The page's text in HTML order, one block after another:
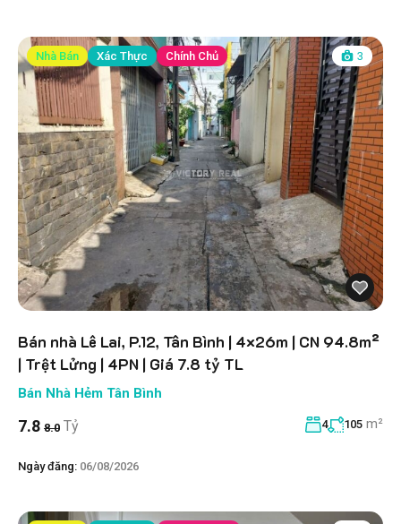
Nhà Bán Xác Thực Chính Chủ 3
Bán nhà Lê Lai, P.12, Tân Bình | 4×26m | CN 94.8m²
| Trệt Lửng | 4PN | Giá 7.8 tỷ TL
Bán Nhà Hẻm Tân Bình
7.8 8.0 Tỷ 4 105 m²
Ngày đăng: 06/08/2026